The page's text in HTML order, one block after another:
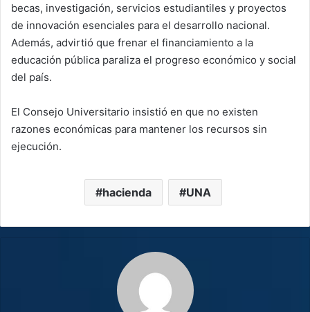
becas, investigación, servicios estudiantiles y proyectos
de innovación esenciales para el desarrollo nacional.
Además, advirtió que frenar el financiamiento a la
educación pública paraliza el progreso económico y social
del país.
El Consejo Universitario insistió en que no existen
razones económicas para mantener los recursos sin
ejecución.
hacienda UNA